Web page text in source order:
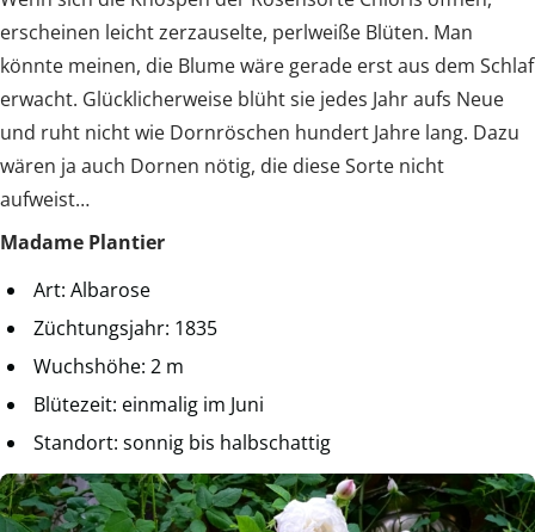
erscheinen leicht zerzauselte, perlweiße Blüten. Man
könnte meinen, die Blume wäre gerade erst aus dem Schlaf
erwacht. Glücklicherweise blüht sie jedes Jahr aufs Neue
und ruht nicht wie Dornröschen hundert Jahre lang. Dazu
wären ja auch Dornen nötig, die diese Sorte nicht
aufweist…
Madame Plantier
Art: Albarose
Züchtungsjahr: 1835
Wuchshöhe: 2 m
Blütezeit: einmalig im Juni
Standort: sonnig bis halbschattig